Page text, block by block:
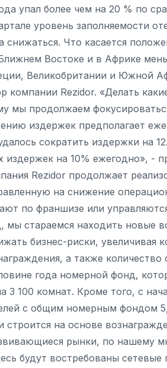
упал более чем на 20 % по
уровень заполняемости
Что касается
Востоке и в Африке
Великобритании и Южной
компании Rezidor. «Делать
мы продолжаем
издержек предполагает
сократить издержки на
на 10% ежегодно», -
Rezidor продолжает
на снижение
по франшизе или
мы стараемся находить новые
бизнес-риски, увеличивая
а также
года номерной фонд,
3 100 комнат. Кроме того, с
с общим номерным фондом
на основе
рынки, по нашему
будут востребованы